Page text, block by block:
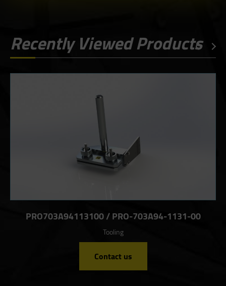
Recently Viewed Products
PRO703A94113100 / PRO-703A94-1131-00
Tooling
Contact us